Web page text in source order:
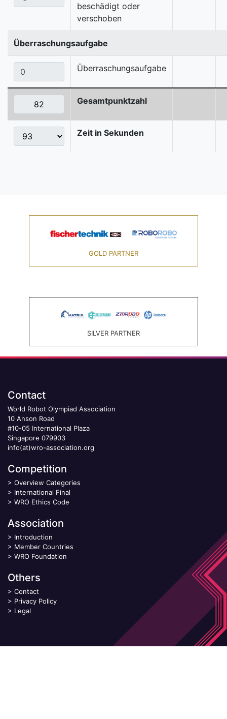
beschädigt oder
verschoben
Überraschungsaufgabe
Überraschungsaufgabe
Gesamtpunktzahl
Zeit in Sekunden
GOLD PARTNER
SILVER PARTNER
Contact
World Robot Olympiad Association
10 Anson Road
#10-05 International Plaza
Singapore 079903
info(at)wro-association.org
Competition
> Overview Categories
> International Final
> WRO Ethics Code
Association
> Introduction
> Member Countries
> WRO Foundation
Others
> Contact
> Privacy Policy
> Legal